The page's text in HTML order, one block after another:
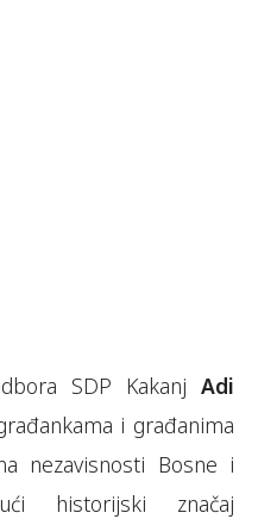
SDP Kakanj Adi
i građanima
nezavisnosti Bosne i
historijski značaj